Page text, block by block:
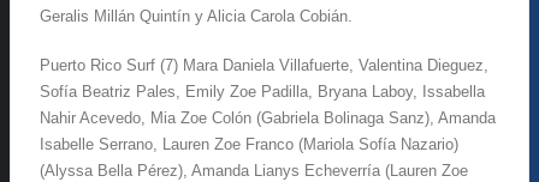
Geralis Millán Quintín y Alicia Carola Cobián.
Puerto Rico Surf (7) Mara Daniela Villafuerte, Valentina Dieguez,
Sofía Beatriz Pales, Emily Zoe Padilla, Bryana Laboy, Issabella
Nahir Acevedo, Mia Zoe Colón (Gabriela Bolinaga Sanz), Amanda
Isabelle Serrano, Lauren Zoe Franco (Mariola Sofía Nazario)
(Alyssa Bella Pérez), Amanda Lianys Echeverría (Lauren Zoe